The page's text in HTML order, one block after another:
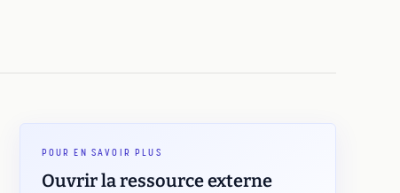
POUR EN SAVOIR PLUS
Ouvrir la ressource externe